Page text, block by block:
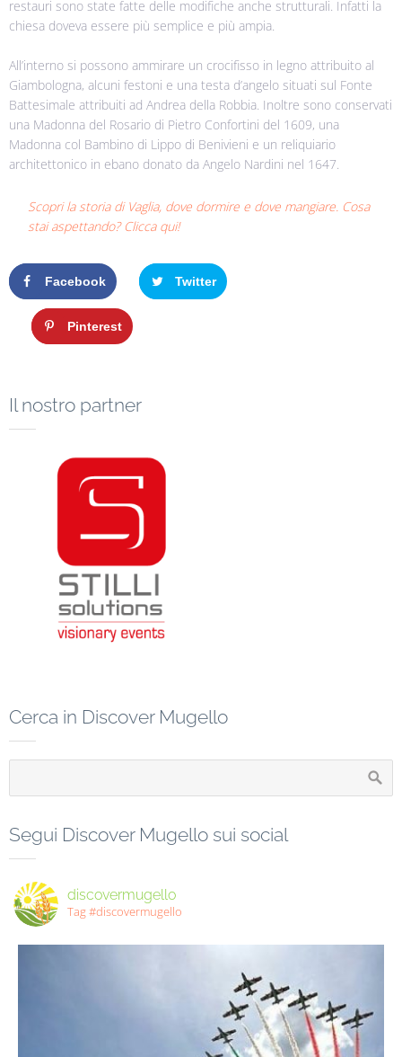
restauri sono state fatte delle modifiche anche strutturali. Infatti la
chiesa doveva essere più semplice e più ampia.
All’interno si possono ammirare un crocifisso in legno attribuito al
Giambologna, alcuni festoni e una testa d’angelo situati sul Fonte
Battesimale attribuiti ad Andrea della Robbia. Inoltre sono conservati
una Madonna del Rosario di Pietro Confortini del 1609, una
Madonna col Bambino di Lippo di Benivieni e un reliquiario
architettonico in ebano donato da Angelo Nardini nel 1647.
Scopri la storia di Vaglia, dove dormire e dove mangiare. Cosa
stai aspettando? Clicca qui!
Facebook Twitter
Pinterest
Il nostro partner
Cerca in Discover Mugello
Segui Discover Mugello sui social
discovermugello
Tag #discovermugello